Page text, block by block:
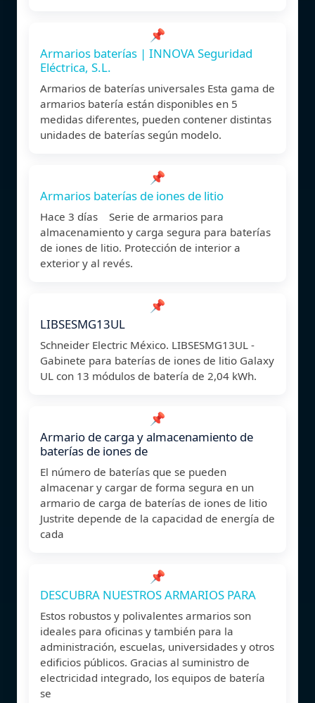
📌
Armarios baterías | INNOVA Seguridad
Eléctrica, S.L.
Armarios de baterías universales Esta gama de
armarios batería están disponibles en 5
medidas diferentes, pueden contener distintas
unidades de baterías según modelo.
📌
Armarios baterías de iones de litio
Hace 3 días Serie de armarios para
almacenamiento y carga segura para baterías
de iones de litio. Protección de interior a
exterior y al revés.
📌
LIBSESMG13UL
Schneider Electric México. LIBSESMG13UL -
Gabinete para baterías de iones de litio Galaxy
UL con 13 módulos de batería de 2,04 kWh.
📌
Armario de carga y almacenamiento de
baterías de iones de
El número de baterías que se pueden
almacenar y cargar de forma segura en un
armario de carga de baterías de iones de litio
Justrite depende de la capacidad de energía de
cada
📌
DESCUBRA NUESTROS ARMARIOS PARA
Estos robustos y polivalentes armarios son
ideales para oficinas y también para la
administración, escuelas, universidades y otros
edificios públicos. Gracias al suministro de
electricidad integrado, los equipos de batería
se